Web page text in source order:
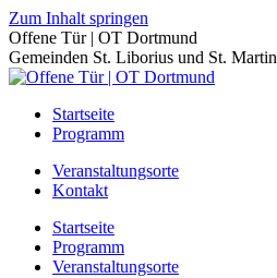
Zum Inhalt springen
Offene Tür | OT Dortmund
Gemeinden St. Liborius und St. Martin
Startseite
Programm
Veranstaltungsorte
Kontakt
Startseite
Programm
Veranstaltungsorte